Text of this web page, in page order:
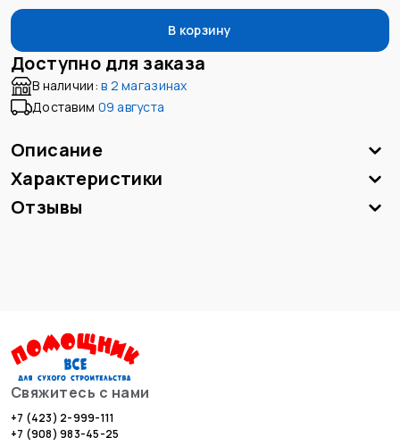
В корзину
Доступно для заказа
В наличии: в 2 магазинах
Доставим 09 августа
Описание
Характеристики
Отзывы
Свяжитесь с нами
+7 (423) 2-999-111
+7 (908) 983-45-25